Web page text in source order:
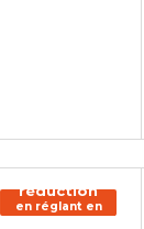
150€ de
réduction
en réglant en
chèque